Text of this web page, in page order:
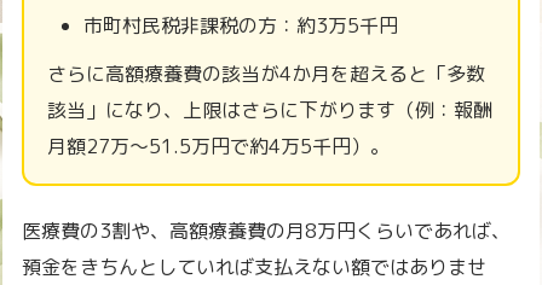
市町村民税非課税の方：約3万5千円
さらに高額療養費の該当が4か月を超えると「多数
該当」になり、上限はさらに下がります（例：報酬
月額27万〜51.5万円で約4万5千円）。
医療費の3割や、高額療養費の月8万円くらいであれば、
預金をきちんとしていれば支払えない額ではありませ